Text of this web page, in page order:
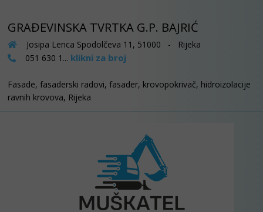
GRAĐEVINSKA TVRTKA G.P. BAJRIĆ
Josipa Lenca Spodolčeva 11, 51000 - Rijeka
051 630 1... klikni za broj
Fasade, fasaderski radovi, fasader, krovopokrivač, hidroizolacije
ravnih krovova, Rijeka